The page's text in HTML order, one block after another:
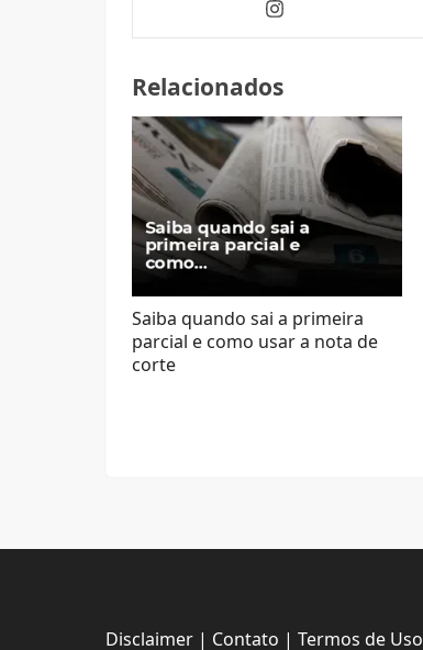
Relacionados
Saiba quando sai a primeira
parcial e como usar a nota de
corte
Disclaimer | Contato | Termos de Uso